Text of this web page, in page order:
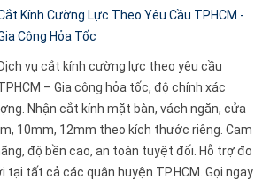
Kính Cường Lực Theo Yêu Cầu TPHCM -
Công Hỏa Tốc
Dịch vụ cắt kính cường lực theo yêu cầu
– Gia công hỏa tốc, độ chính xác
Nhận cắt kính mặt bàn, vách ngăn, cửa
10mm, 12mm theo kích thước riêng. Cam
độ bền cao, an toàn tuyệt đối. Hỗ trợ đo
tại tất cả các quận huyện TP.HCM. Gọi ngay